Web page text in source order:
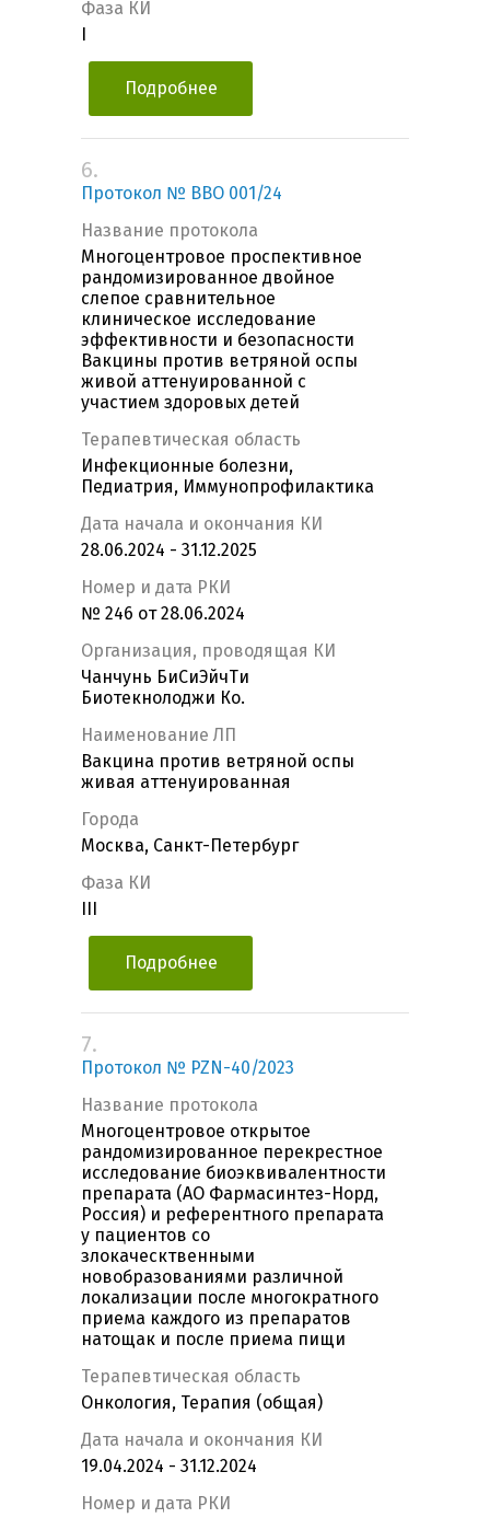
Фаза КИ
Подробнее
6.
Протокол № ВВО 001/24
Название протокола
Многоцентровое проспективное
рандомизированное двойное
слепое сравнительное
клиническое исследование
эффективности и безопасности
Вакцины против ветряной оспы
живой аттенуированной с
участием здоровых детей
Терапевтическая область
Инфекционные болезни,
Педиатрия, Иммунопрофилактика
Дата начала и окончания КИ
28.06.2024 - 31.12.2025
Номер и дата РКИ
№ 246 от 28.06.2024
Организация, проводящая КИ
Чанчунь БиСиЭйчТи
Биотекнолоджи Ко.
Наименование ЛП
Вакцина против ветряной оспы
живая аттенуированная
Города
Москва, Санкт-Петербург
Фаза КИ
Подробнее
7.
Протокол № PZN-40/2023
Название протокола
Многоцентровое открытое
рандомизированное перекрестное
исследование биоэквивалентности
препарата (АО Фармасинтез-Норд,
Россия) и референтного препарата
у пациентов со
злокаческтвенными
новобразованиями различной
локализации после многократного
приема каждого из препаратов
натощак и после приема пищи
Терапевтическая область
Онкология, Терапия (общая)
Дата начала и окончания КИ
19.04.2024 - 31.12.2024
Номер и дата РКИ